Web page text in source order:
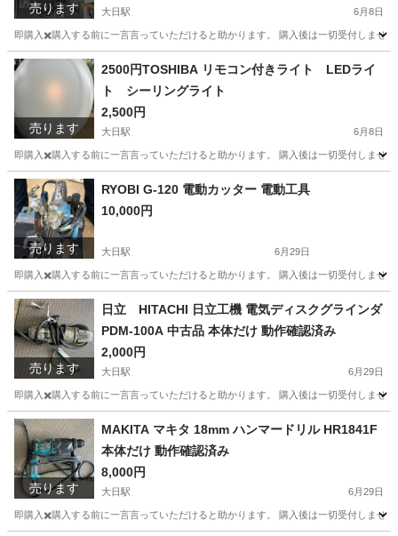
売ります 大日駅 6月8日
即購入✖️購入する前に一言言っていただけると助かります。 購入後は一切受付しませ
大阪 守口市 大日駅 フユヒサイクル
売ります
2500円TOSHIBA リモコン付きライト LEDライ
ト シーリングライト
2,500円
大日駅 6月8日
即購入✖️購入する前に一言言っていただけると助かります。 購入後は一切受付しませ
大阪 守口市 照明器具 ライト
売ります
RYOBI G-120 電動カッター 電動工具
10,000円
大日駅 6月29日
即購入✖️購入する前に一言言っていただけると助かります。 購入後は一切受付しませ
大阪 守口市 大日駅
売ります
日立 HITACHI 日立工機 電気ディスクグラインダ
PDM-100A 中古品 本体だけ 動作確認済み
2,000円
大日駅 6月29日
即購入✖️購入する前に一言言っていただけると助かります。 購入後は一切受付しませ
大阪 守口市 その他
売ります
MAKITA マキタ 18mm ハンマードリル HR1841F
本体だけ 動作確認済み
8,000円
大日駅 6月29日
即購入✖️購入する前に一言言っていただけると助かります。 購入後は一切受付しませ